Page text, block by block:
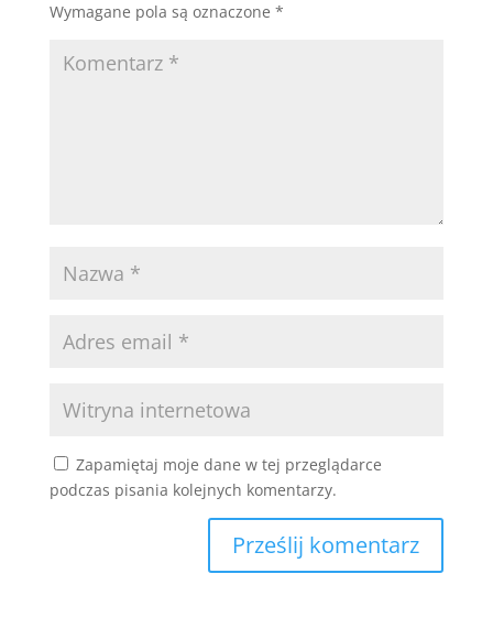
Wymagane pola są oznaczone *
Zapamiętaj moje dane w tej przeglądarce
podczas pisania kolejnych komentarzy.